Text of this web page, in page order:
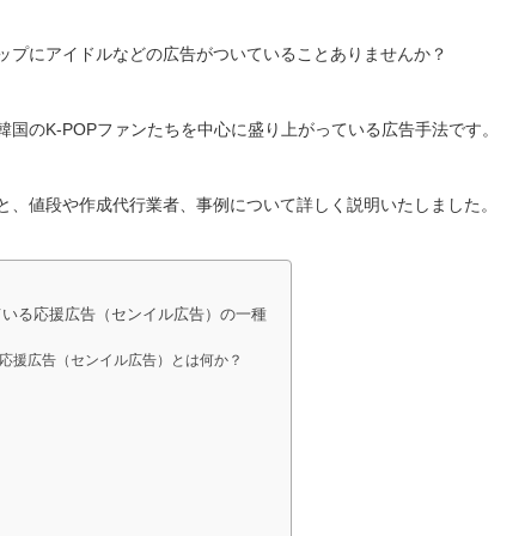
にアイドルなどの広告がついていることありませんか？
のK-POPファンたちを中心に盛り上がっている広告手法です。
値段や作成代行業者、事例について詳しく説明いたしました。
る応援広告（センイル広告）の一種
援広告（センイル広告）とは何か？